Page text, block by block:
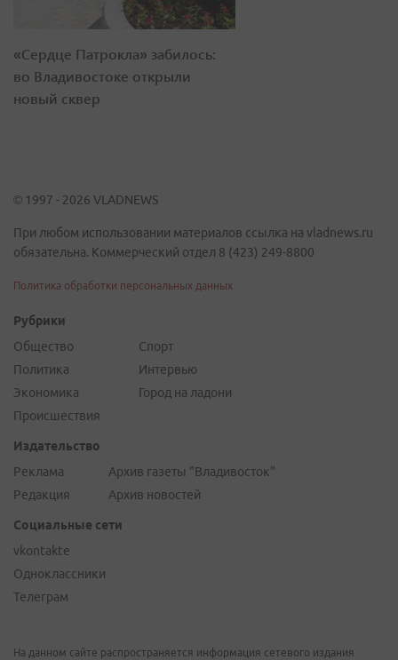
«Сердце Патрокла» забилось:
во Владивостоке открыли
новый сквер
© 1997 - 2026 VLADNEWS
При любом использовании материалов ссылка на vladnews.ru
обязательна. Коммерческий отдел 8 (423) 249-8800
Политика обработки персональных данных
Рубрики
Общество
Политика
Экономика
Происшествия
Спорт
Интервью
Город на ладони
Издательство
Реклама
Редакция
Архив газеты "Владивосток"
Архив новостей
Социальные сети
vkontakte
Одноклассники
Телеграм
На данном сайте распространяется информация сетевого издания